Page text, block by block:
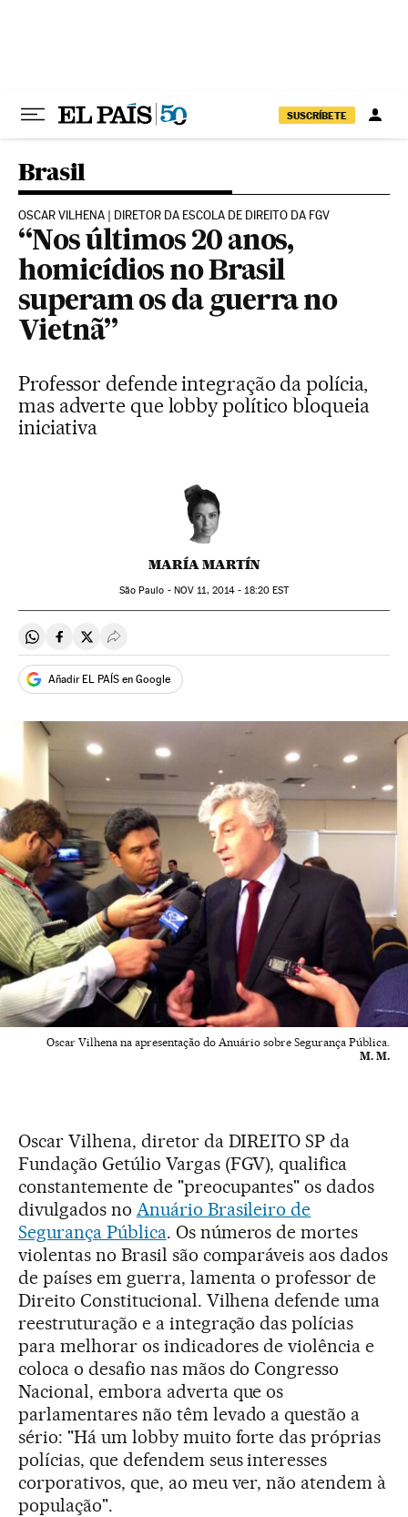
SUSCRÍBETE
Brasil
OSCAR VILHENA | DIRETOR DA ESCOLA DE DIREITO DA FGV
“Nos últimos 20 anos,
homicídios no Brasil
superam os da guerra no
Vietnã”
Professor defende integração da polícia,
mas adverte que lobby político bloqueia
iniciativa
MARÍA MARTÍN
São Paulo - NOV 11, 2014 - 18:20EST
Compartir en Whatsapp
Compartir en Facebook
Compartir en Twitter
Desplegar Redes Sociales
Añadir EL PAÍS en Google
Oscar Vilhena na apresentação do Anuário sobre Segurança Pública.
M. M.
Oscar Vilhena, diretor da DIREITO SP da
Fundação Getúlio Vargas (FGV), qualifica
constantemente de "preocupantes" os dados
divulgados no Anuário Brasileiro de
Segurança Pública. Os números de mortes
violentas no Brasil são comparáveis aos dados
de países em guerra, lamenta o professor de
Direito Constitucional. Vilhena defende uma
reestruturação e a integração das polícias
para melhorar os indicadores de violência e
coloca o desafio nas mãos do Congresso
Nacional, embora adverta que os
parlamentares não têm levado a questão a
sério: "Há um lobby muito forte das próprias
polícias, que defendem seus interesses
corporativos, que, ao meu ver, não atendem à
população".